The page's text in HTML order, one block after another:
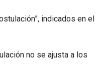
indicados en el
no se ajusta a los